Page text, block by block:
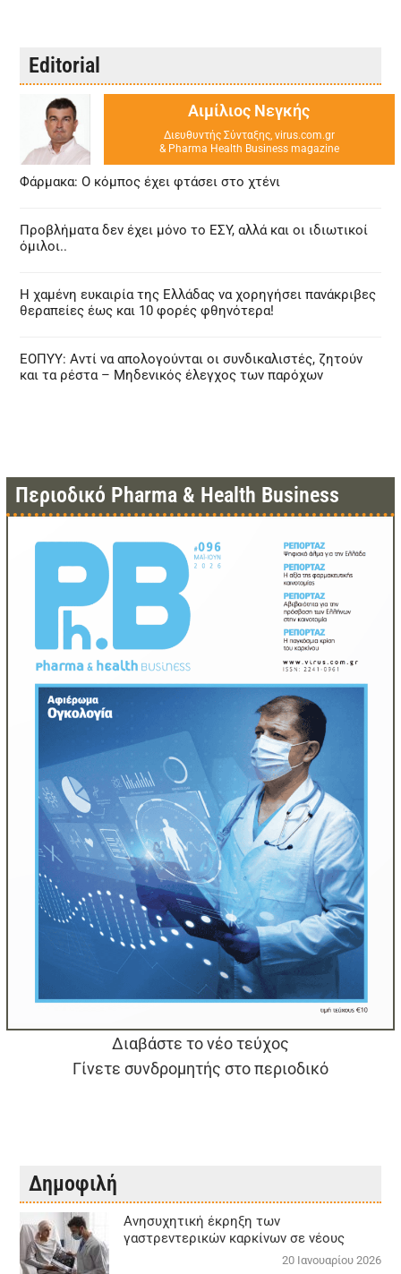
Editorial
Αιμίλιος Νεγκής
Διευθυντής Σύνταξης, virus.com.gr
& Pharma Health Business magazine
Φάρμακα: Ο κόμπος έχει φτάσει στο χτένι
Προβλήματα δεν έχει μόνο το ΕΣΥ, αλλά και οι ιδιωτικοί
όμιλοι..
Η χαμένη ευκαιρία της Ελλάδας να χορηγήσει πανάκριβες
θεραπείες έως και 10 φορές φθηνότερα!
ΕΟΠΥΥ: Αντί να απολογούνται οι συνδικαλιστές, ζητούν
και τα ρέστα – Μηδενικός έλεγχος των παρόχων
Περιοδικό Pharma & Health Business
Διαβάστε το νέο τεύχος
Γίνετε συνδρομητής στο περιοδικό
Δημοφιλή
Aνησυχητική έκρηξη των
γαστρεντερικών καρκίνων σε νέους
20 Ιανουαρίου 2026